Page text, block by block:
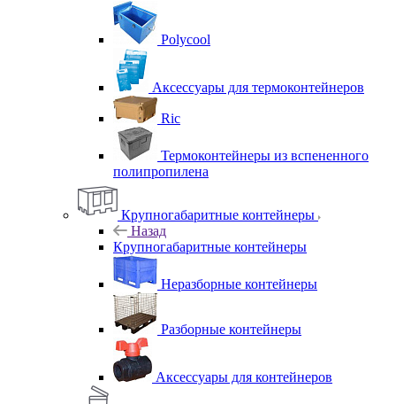
Polycool
Аксессуары для термоконтейнеров
Ric
Термоконтейнеры из вспененного
полипропилена
Крупногабаритные контейнеры
Назад
Крупногабаритные контейнеры
Неразборные контейнеры
Разборные контейнеры
Аксессуары для контейнеров